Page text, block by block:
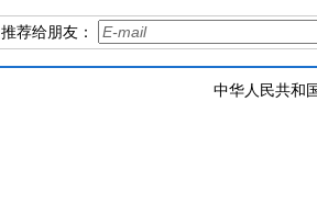
推荐给朋友：
中华人民共和